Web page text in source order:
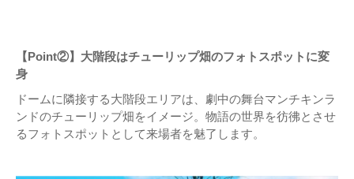
【Point②】大階段はチューリップ畑のフォトスポットに変
身
ドームに隣接する大階段エリアは、劇中の舞台マンチキンラ
ンドのチューリップ畑をイメージ。物語の世界を彷彿とさせ
るフォトスポットとして来場者を魅了します。